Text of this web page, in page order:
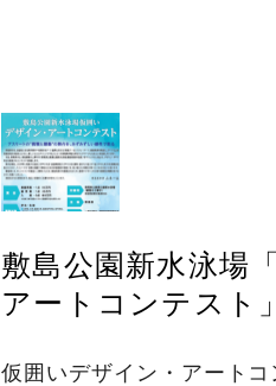
敷島公園新水泳場
アートコンテスト
仮囲いデザイン・アート